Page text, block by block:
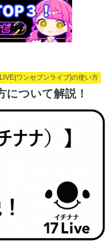
ワンセブンライブ)の使い方
について解説！